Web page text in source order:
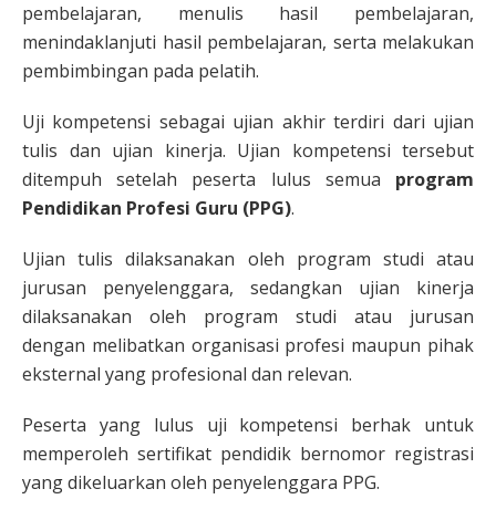
pembelajaran, menulis hasil pembelajaran,
menindaklanjuti hasil pembelajaran, serta melakukan
pembimbingan pada pelatih.
Uji kompetensi sebagai ujian akhir terdiri dari ujian
tulis dan ujian kinerja. Ujian kompetensi tersebut
ditempuh setelah peserta lulus semua program
Pendidikan Profesi Guru (PPG).
Ujian tulis dilaksanakan oleh program studi atau
jurusan penyelenggara, sedangkan ujian kinerja
dilaksanakan oleh program studi atau jurusan
dengan melibatkan organisasi profesi maupun pihak
eksternal yang profesional dan relevan.
Peserta yang lulus uji kompetensi berhak untuk
memperoleh sertifikat pendidik bernomor registrasi
yang dikeluarkan oleh penyelenggara PPG.